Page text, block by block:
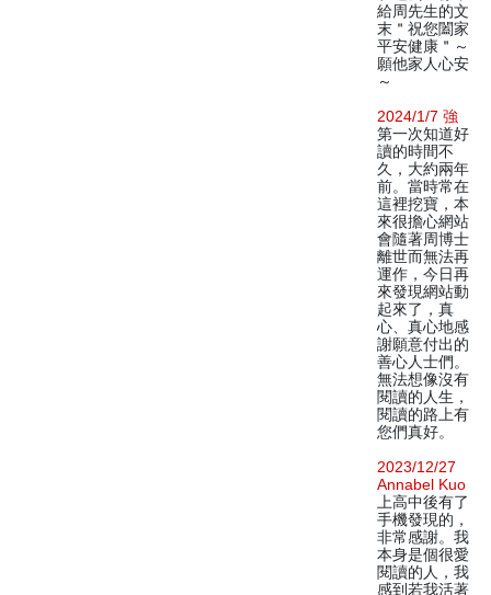
給周先生的文
末＂祝您闔家
平安健康＂～
願他家人心安
～
2024/1/7 強
第一次知道好
讀的時間不
久，大約兩年
前。當時常在
這裡挖寶，本
來很擔心網站
會隨著周博士
離世而無法再
運作，今日再
來發現網站動
起來了，真
心、真心地感
謝願意付出的
善心人士們。
無法想像沒有
閱讀的人生，
閱讀的路上有
您們真好。
2023/12/27
Annabel Kuo
上高中後有了
手機發現的，
非常感謝。我
本身是個很愛
閱讀的人，我
感到若我活著